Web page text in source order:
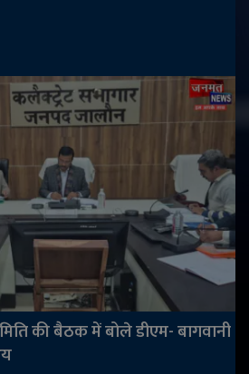
की बैठक में बोले डीएम- बागवानी